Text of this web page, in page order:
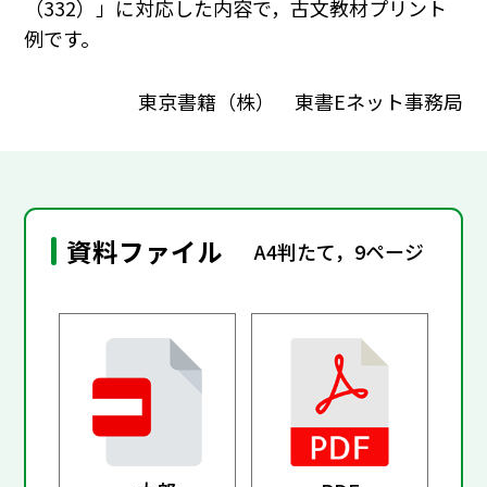
（332）」に対応した内容で，古文教材プリント
例です。
東京書籍（株） 東書Eネット事務局
資料ファイル A4判たて，9ページ